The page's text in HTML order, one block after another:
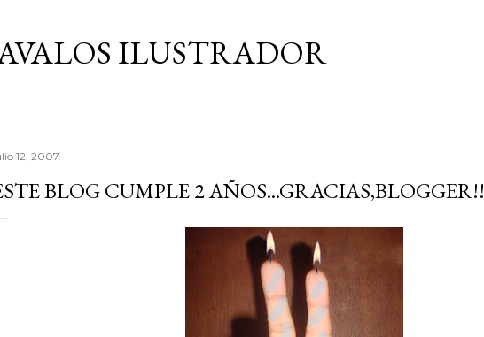
ILUSTRADOR
12, 2007
BLOG CUMPLE 2 AÑOS...GRACIAS,BLOGGER!!